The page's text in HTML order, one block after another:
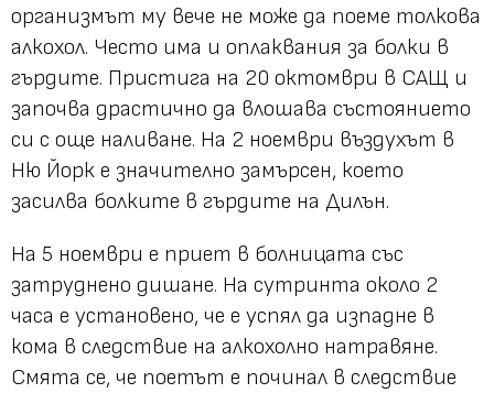
организмът му вече не може да поеме толкова
алкохол. Често има и оплаквания за болки в
гърдите. Пристига на 20 октомври в САЩ и
започва драстично да влошава състоянието
си с още наливане. На 2 ноември въздухът в
Ню Йорк е значително замърсен, което
засилва болките в гърдите на Дилън.
На 5 ноември е приет в болницата със
затруднено дишане. На сутринта около 2
часа е установено, че е успял да изпадне в
кома в следствие на алкохолно натравяне.
Смята се, че поетът е починал в следствие